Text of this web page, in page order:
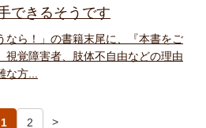
できるそうです
なら！」の書籍末尾に、『本書をご
視覚障害者、肢体不自由などの理由
方...
1 2 >